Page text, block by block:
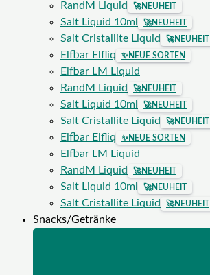
RandM Liquid
🚀NEUHEIT
Salt Liquid 10ml 🚀NEUHEIT
Salt Cristallite Liquid 🚀NEUHEIT
Elfbar Elfliq ✨NEUE SORTEN
Elfbar LM Liquid
RandM Liquid
🚀NEUHEIT
Salt Liquid 10ml 🚀NEUHEIT
Salt Cristallite Liquid 🚀NEUHEIT
Elfbar Elfliq ✨NEUE SORTEN
Elfbar LM Liquid
RandM Liquid
🚀NEUHEIT
Salt Liquid 10ml 🚀NEUHEIT
Salt Cristallite Liquid 🚀NEUHEIT
Snacks/Getränke